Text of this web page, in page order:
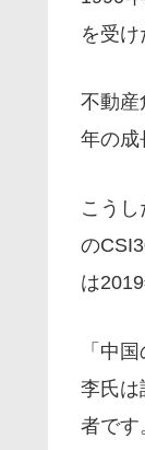
を受け
不動産
年の成
こう
の
は
「中
李氏は
者です